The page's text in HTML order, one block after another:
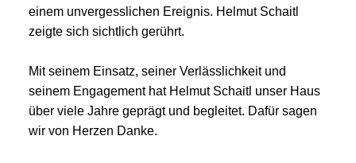
einem unvergesslichen Ereignis. Helmut Schaitl
zeigte sich sichtlich gerührt.
Mit seinem Einsatz, seiner Verlässlichkeit und
seinem Engagement hat Helmut Schaitl unser Haus
über viele Jahre geprägt und begleitet. Dafür sagen
wir von Herzen Danke.